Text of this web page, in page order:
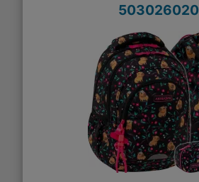
503026020